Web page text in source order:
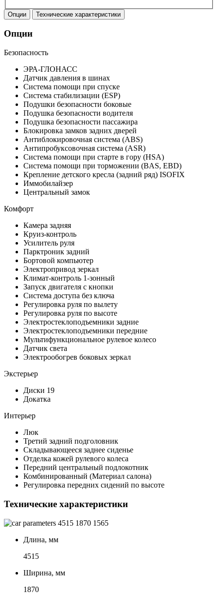
Опции Технические характеристики
Опции
Безопасность
ЭРА-ГЛОНАСС
Датчик давления в шинах
Система помощи при спуске
Система стабилизации (ESP)
Подушки безопасности боковые
Подушка безопасности водителя
Подушка безопасности пассажира
Блокировка замков задних дверей
Антиблокировочная система (ABS)
Антипробуксовочная система (ASR)
Система помощи при старте в гору (HSA)
Система помощи при торможении (BAS, EBD)
Крепление детского кресла (задний ряд) ISOFIX
Иммобилайзер
Центральный замок
Комфорт
Камера задняя
Круиз-контроль
Усилитель руля
Парктроник задний
Бортовой компьютер
Электропривод зеркал
Климат-контроль 1-зонный
Запуск двигателя с кнопки
Система доступа без ключа
Регулировка руля по вылету
Регулировка руля по высоте
Электростеклоподъемники задние
Электростеклоподъемники передние
Мультифункциональное рулевое колесо
Датчик света
Электрообогрев боковых зеркал
Экстерьер
Диски 19
Докатка
Интерьер
Люк
Третий задний подголовник
Складывающееся заднее сиденье
Отделка кожей рулевого колеса
Передний центральный подлокотник
Комбинированный (Материал салона)
Регулировка передних сидений по высоте
Технические характеристики
4515 1870 1565
Длина, мм
4515
Ширина, мм
1870